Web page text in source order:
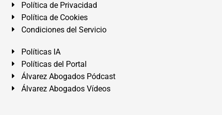
Política de Privacidad
Política de Cookies
Condiciones del Servicio
Políticas IA
Políticas del Portal
Álvarez Abogados Pódcast
Álvarez Abogados Vídeos